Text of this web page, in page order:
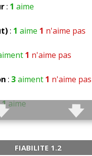
: 1 aime
: 1 aime 1 n'aime pas
1 n'aime pas
: 3aiment 1 n'aime pas
1aime
FIABILITE 1.2